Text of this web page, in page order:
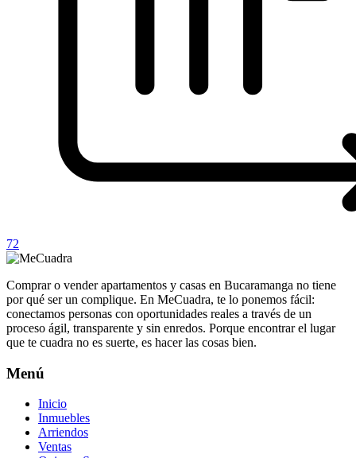
72
Comprar o vender apartamentos y casas en Bucaramanga no tiene
por qué ser un complique. En MeCuadra, te lo ponemos fácil:
conectamos personas con oportunidades reales a través de un
proceso ágil, transparente y sin enredos. Porque encontrar el lugar
que te cuadra no es suerte, es hacer las cosas bien.
Menú
Inicio
Inmuebles
Arriendos
Ventas